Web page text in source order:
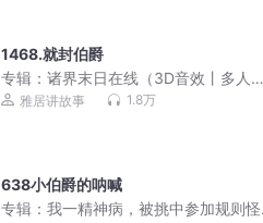
1468.就封伯爵
专辑：诸界末日在线（3D音效丨多人丨
VIP免费）
雅居讲故事 1.8万
638小伯爵的呐喊
专辑：我一精神病，被挑中参加规则怪